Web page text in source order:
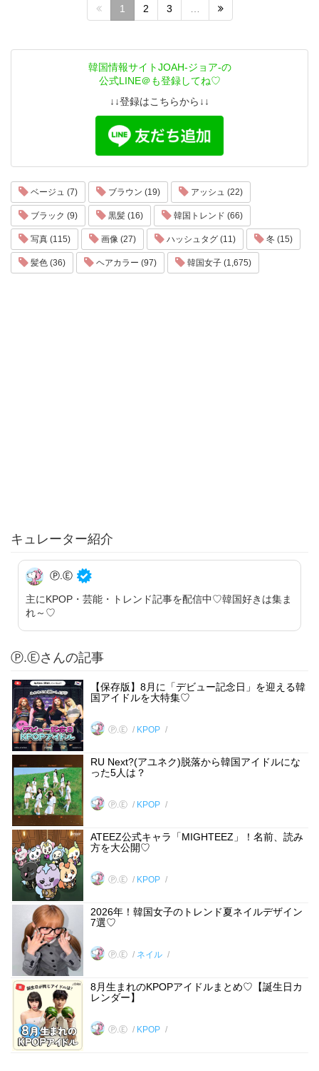
1 2 3
韓国情報サイトJOAH-ジョア-の
公式LINE＠も登録してね♡
↓↓登録はこちらから↓↓
ベージュ (7) ブラウン (19) アッシュ (22)
ブラック (9) 黒髪 (16) 韓国トレンド (66)
写真 (115) 画像 (27) ハッシュタグ (11) 冬 (15)
髪色 (36) ヘアカラー (97) 韓国女子 (1,675)
キュレーター紹介
Ⓟ.Ⓔ
主にKPOP・芸能・トレンド記事を配信中♡韓国好きは集ま
れ～♡
Ⓟ.Ⓔさんの記事
【保存版】8月に「デビュー記念日」を迎える韓
国アイドルを大特集♡
Ⓟ.Ⓔ KPOP
RU Next?(アユネク)脱落から韓国アイドルにな
った5人は？
Ⓟ.Ⓔ KPOP
ATEEZ公式キャラ「MIGHTEEZ」！名前、読み
方を大公開♡
Ⓟ.Ⓔ KPOP
2026年！韓国女子のトレンド夏ネイルデザイン
7選♡
Ⓟ.Ⓔ ネイル
8月生まれのKPOPアイドルまとめ♡【誕生日カ
レンダー】
Ⓟ.Ⓔ KPOP